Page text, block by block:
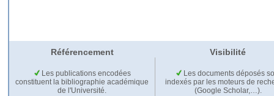
Référencement Visibilité
Les publications encodées
constituent la bibliographie académique
de l'Université.
Les documents déposés
indexés par les moteurs de
(Google Scholar,…).